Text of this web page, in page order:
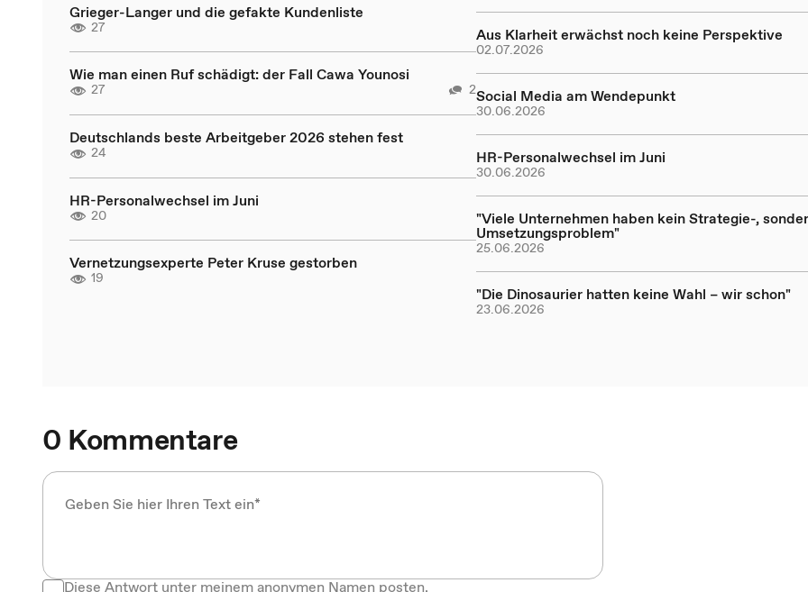
Grieger-Langer und die gefakte Kundenliste
27
Wie man einen Ruf schädigt: der Fall Cawa Younosi
27 2
Deutschlands beste Arbeitgeber 2026 stehen fest
24
HR-Personalwechsel im Juni
20
Vernetzungsexperte Peter Kruse gestorben
19
Aus Klarheit erwächst noch keine Perspektive
02.07.2026
Social Media am Wendepunkt
30.06.2026
HR-Personalwechsel im Juni
30.06.2026
"Viele Unternehmen haben kein Strategie-,
Umsetzungsproblem"
25.06.2026
"Die Dinosaurier hatten keine Wahl – wir schon"
23.06.2026
0 Kommentare
Diese Antwort unter meinem anonymen Namen posten.